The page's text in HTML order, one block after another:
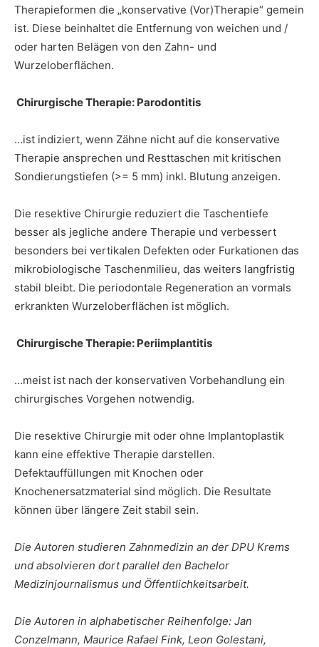
Therapieformen die „konservative (Vor)Therapie“ gemein
ist. Diese beinhaltet die Entfernung von weichen und /
oder harten Belägen von den Zahn- und
Wurzeloberflächen.
Chirurgische Therapie: Parodontitis
…ist indiziert, wenn Zähne nicht auf die konservative
Therapie ansprechen und Resttaschen mit kritischen
Sondierungstiefen (>= 5 mm) inkl. Blutung anzeigen.
Die resektive Chirurgie reduziert die Taschentiefe
besser als jegliche andere Therapie und verbessert
besonders bei vertikalen Defekten oder Furkationen das
mikrobiologische Taschenmilieu, das weiters langfristig
stabil bleibt. Die periodontale Regeneration an vormals
erkrankten Wurzeloberflächen ist möglich.
Chirurgische Therapie: Periimplantitis
…meist ist nach der konservativen Vorbehandlung ein
chirurgisches Vorgehen notwendig.
Die resektive Chirurgie mit oder ohne Implantoplastik
kann eine effektive Therapie darstellen.
Defektauffüllungen mit Knochen oder
Knochenersatzmaterial sind möglich. Die Resultate
können über längere Zeit stabil sein.
Die Autoren studieren Zahnmedizin an der DPU Krems
und absolvieren dort parallel den Bachelor
Medizinjournalismus und Öffentlichkeitsarbeit.
Die Autoren in alphabetischer Reihenfolge: Jan
Conzelmann, Maurice Rafael Fink, Leon Golestani,